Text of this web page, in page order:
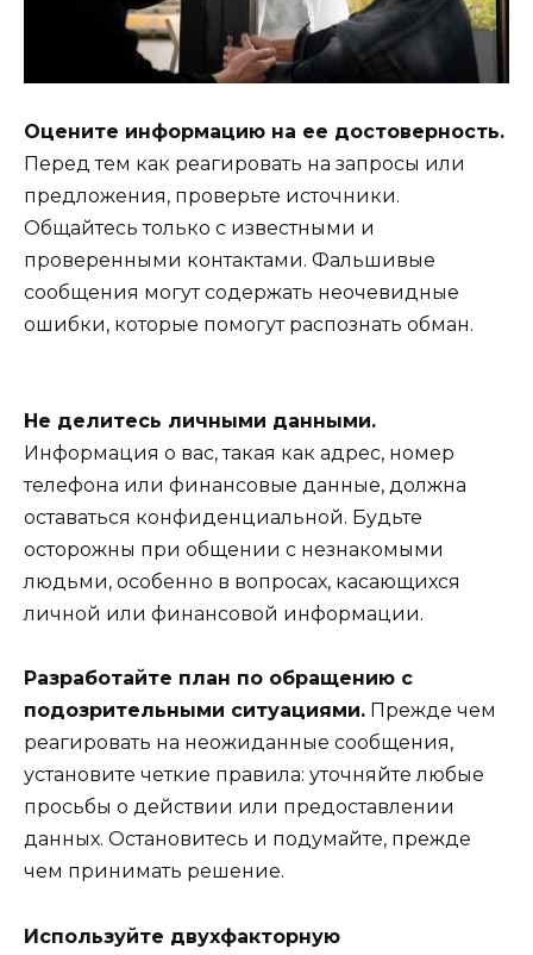
Оцените информацию на ее достоверность.
Перед тем как реагировать на запросы или
предложения, проверьте источники.
Общайтесь только с известными и
проверенными контактами. Фальшивые
сообщения могут содержать неочевидные
ошибки, которые помогут распознать обман.
Не делитесь личными данными.
Информация о вас, такая как адрес, номер
телефона или финансовые данные, должна
оставаться конфиденциальной. Будьте
осторожны при общении с незнакомыми
людьми, особенно в вопросах, касающихся
личной или финансовой информации.
Разработайте план по обращению с
подозрительными ситуациями. Прежде чем
реагировать на неожиданные сообщения,
установите четкие правила: уточняйте любые
просьбы о действии или предоставлении
данных. Остановитесь и подумайте, прежде
чем принимать решение.
Используйте двухфакторную